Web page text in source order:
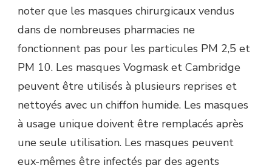
noter que les masques chirurgicaux vendus
dans de nombreuses pharmacies ne
fonctionnent pas pour les particules PM 2,5 et
PM 10. Les masques Vogmask et Cambridge
peuvent être utilisés à plusieurs reprises et
nettoyés avec un chiffon humide. Les masques
à usage unique doivent être remplacés après
une seule utilisation. Les masques peuvent
eux-mêmes être infectés par des agents